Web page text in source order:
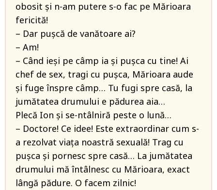
obosit și n-am putere s-o fac pe Mărioara
fericită!
– Dar pușcă de vanătoare ai?
– Am!
– Când ieși pe câmp ia și pușca cu tine! Ai
chef de sex, tragi cu pușca, Mărioara aude
și fuge înspre câmp… Tu fugi spre casă, la
jumătatea drumului e pădurea aia…
Plecă Ion și se-ntâlniră peste o lună…
– Doctore! Ce idee! Este extraordinar cum s-
a rezolvat viața noastră sexuală! Trag cu
pușca și pornesc spre casă… La jumătatea
drumului mă întâlnesc cu Mărioara, exact
lângă pădure. O facem zilnic!